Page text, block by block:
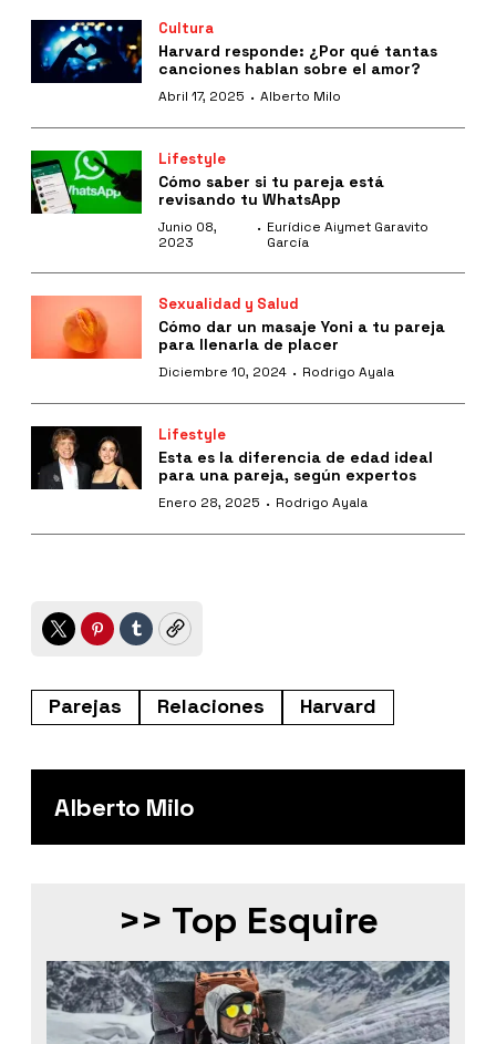
Cultura
Harvard responde: ¿Por qué tantas
canciones hablan sobre el amor?
Abril 17, 2025 · Alberto Milo
Lifestyle
Cómo saber si tu pareja está
revisando tu WhatsApp
Junio 08,
2023
· Eurídice Aiymet Garavito
García
Sexualidad y Salud
Cómo dar un masaje Yoni a tu pareja
para llenarla de placer
Diciembre 10, 2024 · Rodrigo Ayala
Lifestyle
Esta es la diferencia de edad ideal
para una pareja, según expertos
Enero 28, 2025 · Rodrigo Ayala
TwitterPinterest
TumblrCopy
Parejas Relaciones Harvard
Alberto Milo
>> Top Esquire